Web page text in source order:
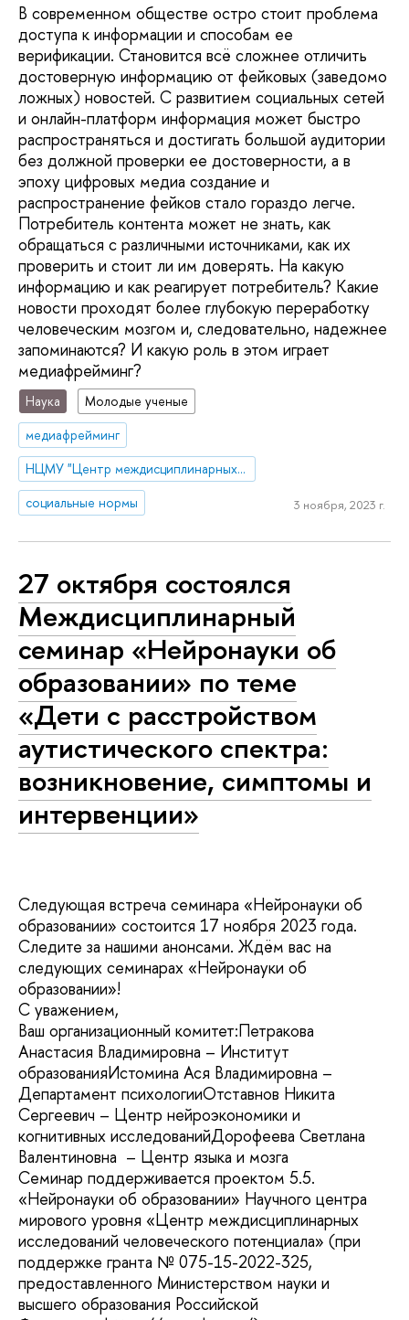
В современном обществе остро стоит проблема
доступа к информации и способам ее
верификации. Становится всё сложнее отличить
достоверную информацию от фейковых (заведомо
ложных) новостей. С развитием социальных сетей
и онлайн-платформ информация может быстро
распространяться и достигать большой аудитории
без должной проверки ее достоверности, а в
эпоху цифровых медиа создание и
распространение фейков стало гораздо легче.
Потребитель контента может не знать, как
обращаться с различными источниками, как их
проверить и стоит ли им доверять. На какую
информацию и как реагирует потребитель? Какие
новости проходят более глубокую переработку
человеческим мозгом и, следовательно, надежнее
запоминаются? И какую роль в этом играет
медиафрейминг?
Наука
Молодые ученые
медиафрейминг
НЦМУ "Центр междисциплинарных исследований человеческого потенциала"
социальные нормы
3 ноября, 2023 г.
27 октября состоялся
Междисциплинарный
семинар «Нейронауки об
образовании» по теме
«Дети с расстройством
аутистического спектра:
возникновение, симптомы и
интервенции»
Следующая встреча семинара «Нейронауки об
образовании» состоится 17 ноября 2023 года.
Следите за нашими анонсами. Ждём вас на
следующих семинарах «Нейронауки об
образовании»!
С уважением,
Ваш организационный комитет:Петракова
Анастасия Владимировна – Институт
образованияИстомина Ася Владимировна –
Департамент психологииОтставнов Никита
Сергеевич – Центр нейроэкономики и
когнитивных исследованийДорофеева Светлана
Валентиновна – Центр языка и мозга
Семинар поддерживается проектом 5.5.
«Нейронауки об образовании» Научного центра
мирового уровня «Центр междисциплинарных
исследований человеческого потенциала» (при
поддержке гранта № 075-15-2022-325,
предоставленного Министерством науки и
высшего образования Российской